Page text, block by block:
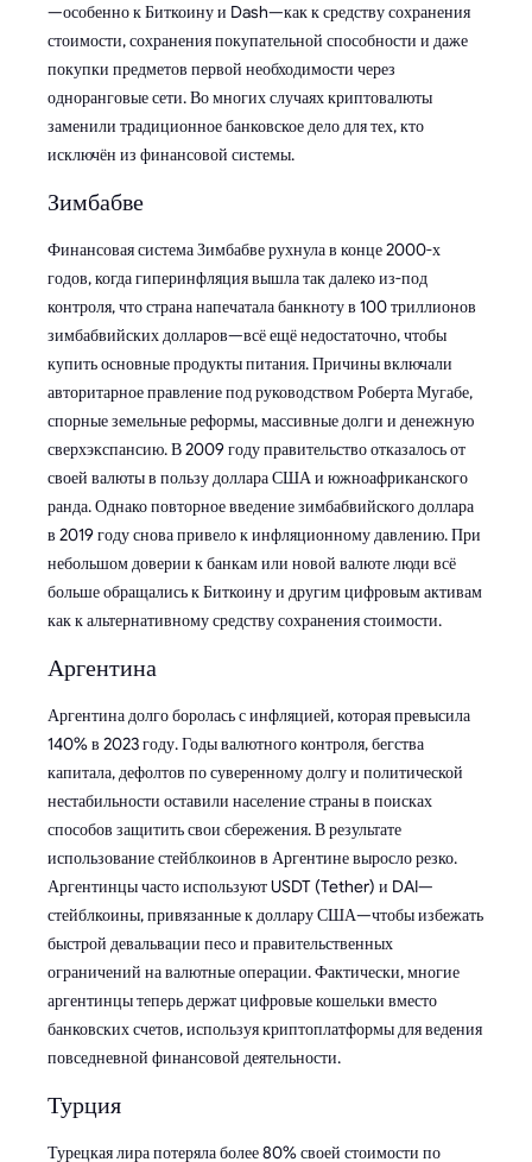
—особенно к Биткоину и Dash—как к средству сохранения
стоимости, сохранения покупательной способности и даже
покупки предметов первой необходимости через
одноранговые сети. Во многих случаях криптовалюты
заменили традиционное банковское дело для тех, кто
исключён из финансовой системы.
Зимбабве
Финансовая система Зимбабве рухнула в конце 2000-х
годов, когда гиперинфляция вышла так далеко из-под
контроля, что страна напечатала банкноту в 100 триллионов
зимбабвийских долларов—всё ещё недостаточно, чтобы
купить основные продукты питания. Причины включали
авторитарное правление под руководством Роберта Мугабе,
спорные земельные реформы, массивные долги и денежную
сверхэкспансию. В 2009 году правительство отказалось от
своей валюты в пользу доллара США и южноафриканского
ранда. Однако повторное введение зимбабвийского доллара
в 2019 году снова привело к инфляционному давлению. При
небольшом доверии к банкам или новой валюте люди всё
больше обращались к Биткоину и другим цифровым активам
как к альтернативному средству сохранения стоимости.
Аргентина
Аргентина долго боролась с инфляцией, которая превысила
140% в 2023 году. Годы валютного контроля, бегства
капитала, дефолтов по суверенному долгу и политической
нестабильности оставили население страны в поисках
способов защитить свои сбережения. В результате
использование стейблкоинов в Аргентине выросло резко.
Аргентинцы часто используют USDT (Tether) и DAI—
стейблкоины, привязанные к доллару США—чтобы избежать
быстрой девальвации песо и правительственных
ограничений на валютные операции. Фактически, многие
аргентинцы теперь держат цифровые кошельки вместо
банковских счетов, используя криптоплатформы для ведения
повседневной финансовой деятельности.
Турция
Турецкая лира потеряла более 80% своей стоимости по